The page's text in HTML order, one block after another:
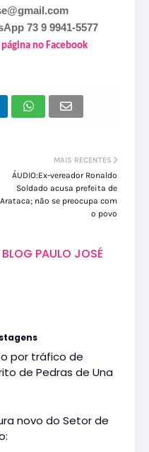
73 9 9941-5577
no Facebook
MAIS RECENTES
ÁUDIO:Ex-vereador Ronaldo
Soldado acusa prefeita de
Arataca; não se preocupa com
o povo
BLOG PAULO JOSÉ
por tráfico de
de Pedras de Una
novo do Setor de